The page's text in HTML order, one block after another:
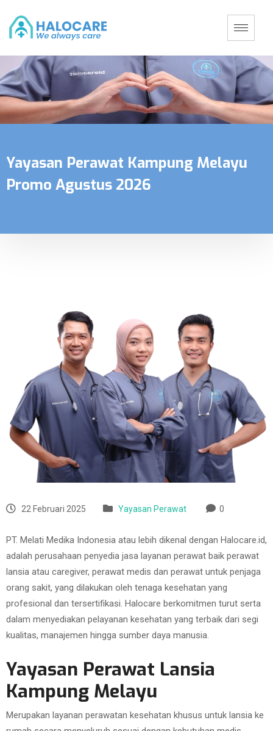
Yayasan Perawat Kampung Melayu
Promo Agustus 2026
22 Februari 2025 Yayasan Perawat 0
PT. Melati Medika Indonesia atau lebih dikenal dengan Halocare.id,
adalah perusahaan penyedia jasa layanan perawat baik perawat
lansia atau caregiver, perawat medis dan perawat untuk penjaga
orang sakit, yang dilakukan oleh tenaga kesehatan yang
profesional dan tersertifikasi. Halocare berkomitmen turut serta
dalam menyediakan pelayanan kesehatan yang terbaik dari segi
kualitas, manajemen hingga sumber daya manusia.
Yayasan Perawat Lansia
Kampung Melayu
Merupakan layanan perawatan kesehatan khusus untuk lansia ke